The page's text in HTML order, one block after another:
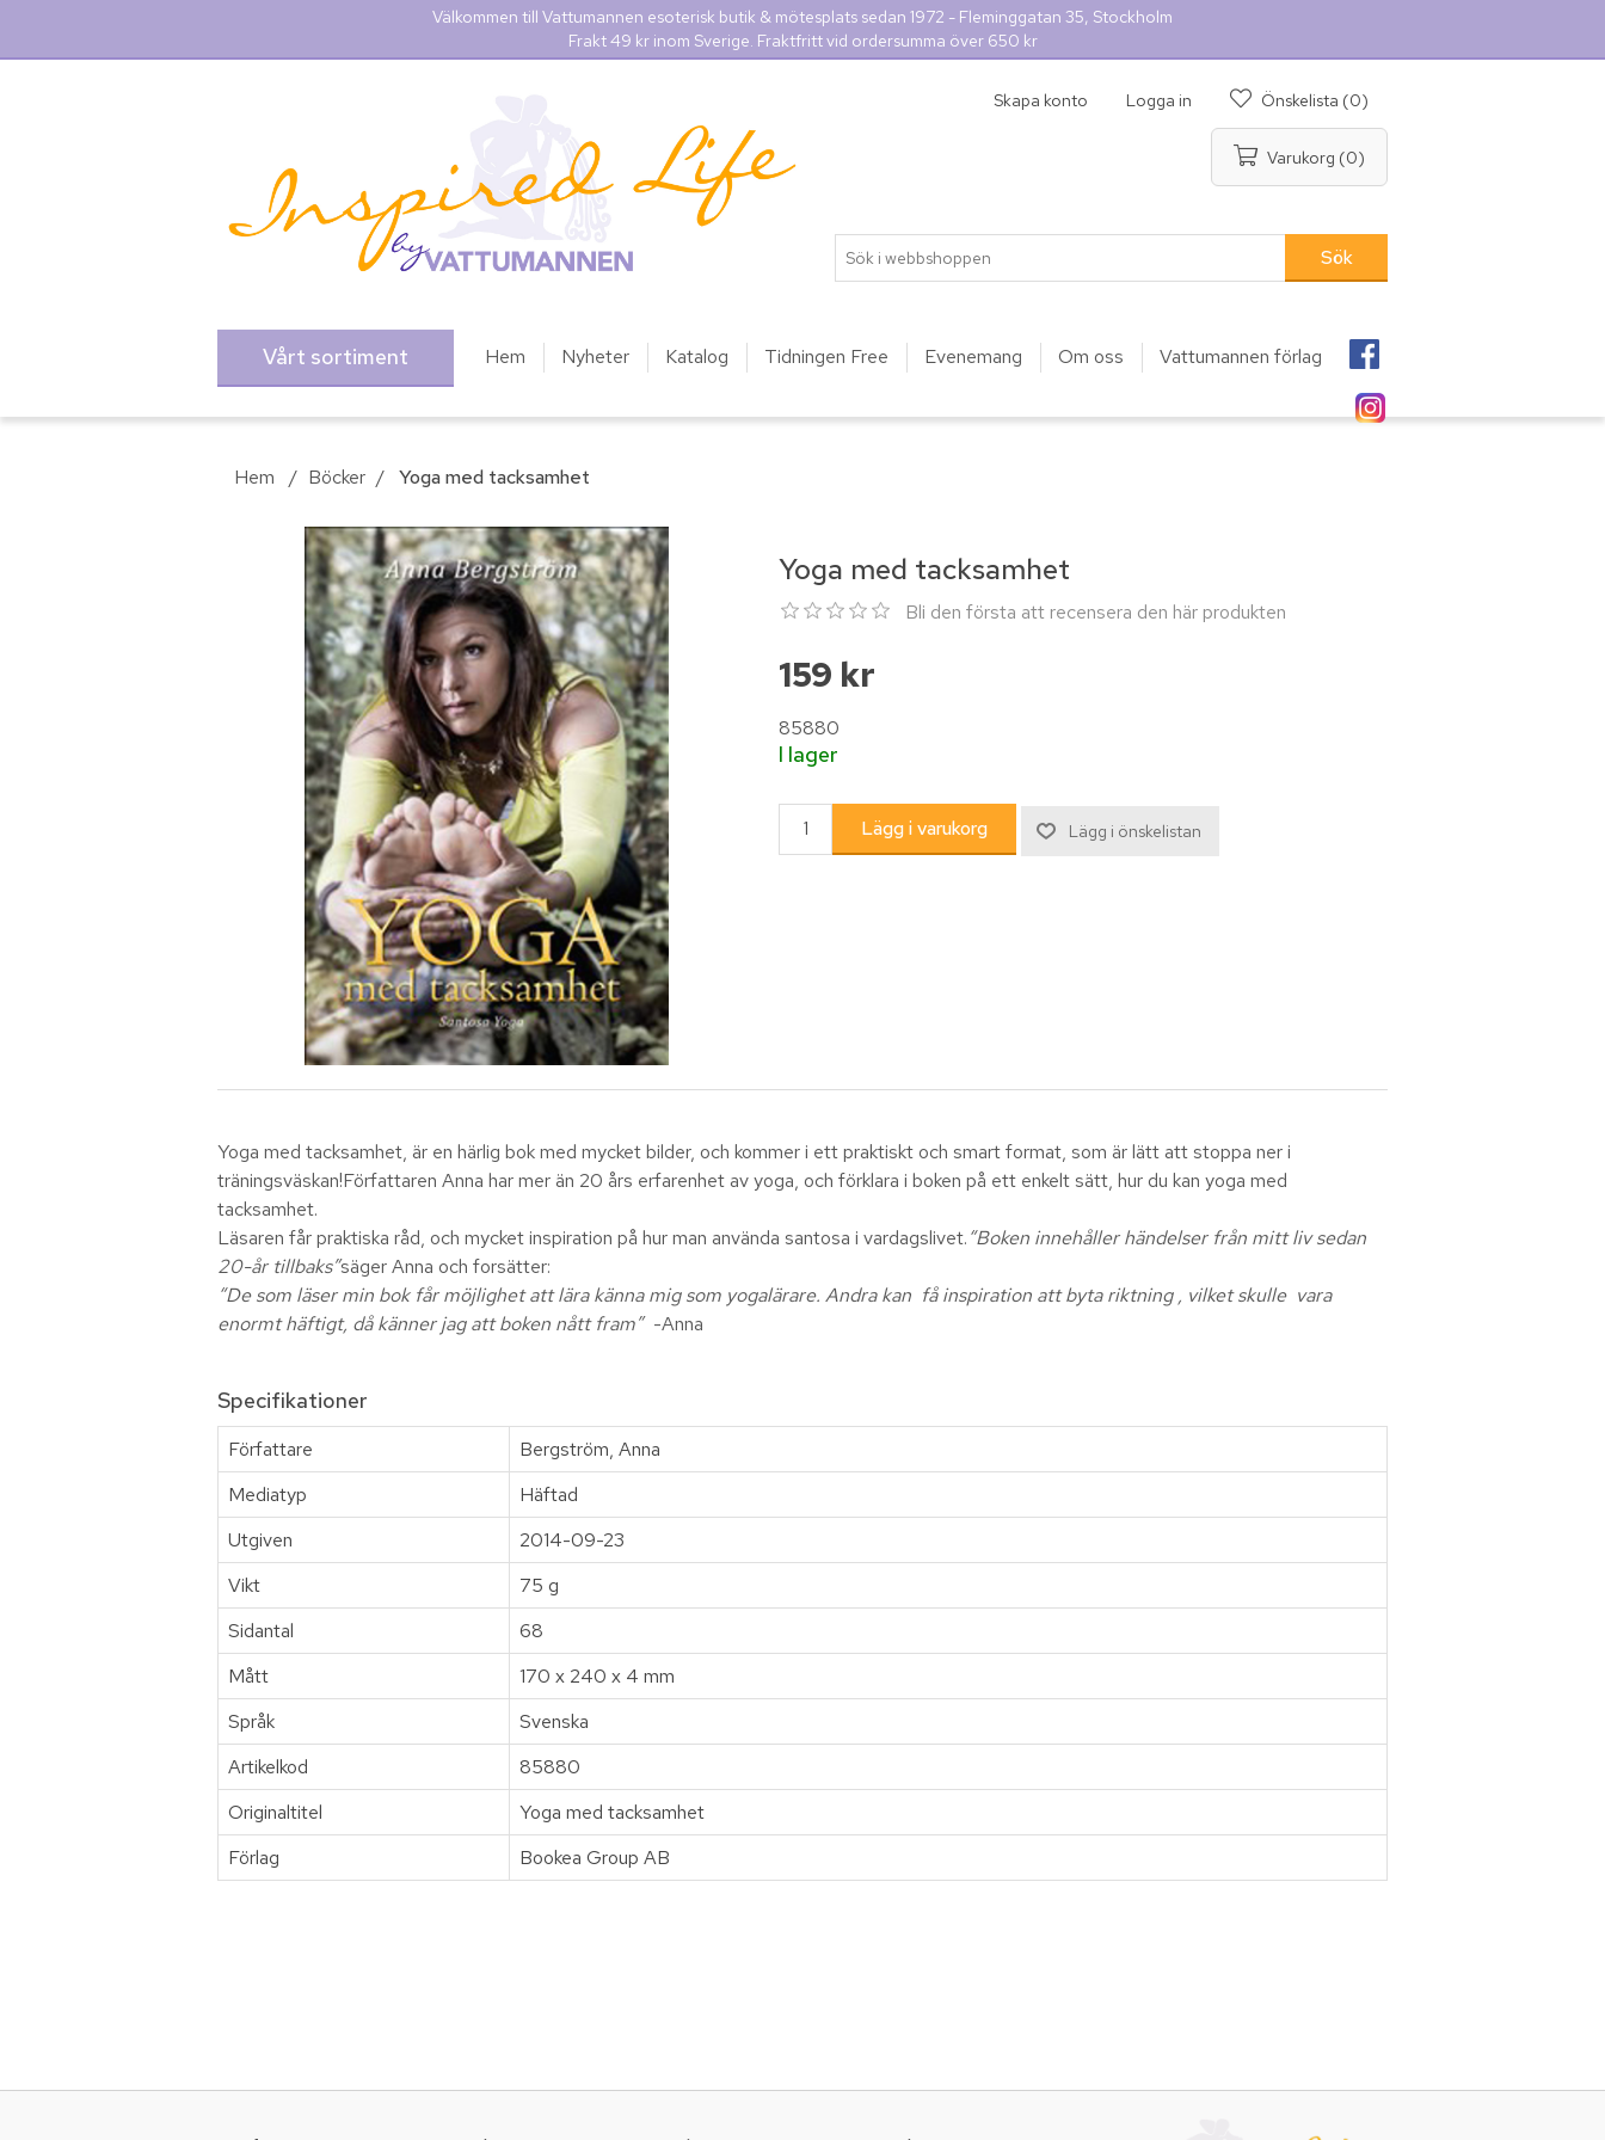
Välkommen till Vattumannen esoterisk butik & mötesplats sedan 1972 - Fleminggatan 35, Stockholm
Frakt 49 kr inom Sverige. Fraktfritt vid ordersumma över 650 kr
Skapa konto Logga in Önskelista (0)
Varukorg (0)
Vårt sortiment Hem Nyheter Katalog Tidningen Free Evenemang Om oss Vattumannen förlag
Hem / Böcker / Yoga med tacksamhet
Yoga med tacksamhet
Bli den första att recensera den här produkten
159 kr
85880
I lager
Yoga med tacksamhet, är en härlig bok med mycket bilder, och kommer i ett praktiskt och smart format, som är lätt att stoppa ner i
träningsväskan!Författaren Anna har mer än 20 års erfarenhet av yoga, och förklara i boken på ett enkelt sätt, hur du kan yoga med
tacksamhet.
Läsaren får praktiska råd, och mycket inspiration på hur man använda santosa i vardagslivet.“Boken innehåller händelser från mitt liv sedan
20-år tillbaks”säger Anna och forsätter:
“De som läser min bok får möjlighet att lära känna mig som yogalärare. Andra kan få inspiration att byta riktning , vilket skulle vara
enormt häftigt, då känner jag att boken nått fram”-Anna
Specifikationer
Författare
Bergström, Anna
Mediatyp
Häftad
Utgiven
2014-09-23
Vikt
75 g
Sidantal
68
Mått
170 x 240 x 4 mm
Språk
Svenska
Artikelkod
85880
Originaltitel
Yoga med tacksamhet
Förlag
Bookea Group AB